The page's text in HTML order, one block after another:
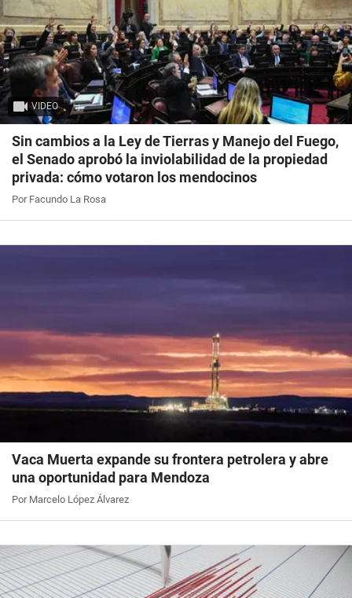
VIDEO
Sin cambios a la Ley de Tierras y Manejo del Fuego,
el Senado aprobó la inviolabilidad de la propiedad
privada: cómo votaron los mendocinos
Por Facundo La Rosa
Vaca Muerta expande su frontera petrolera y abre
una oportunidad para Mendoza
Por Marcelo López Álvarez